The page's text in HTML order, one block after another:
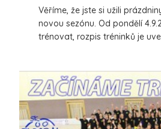
Věříme, že jste si užili
novou sezónu. Od pondělí
trénovat, rozpis tréninků je